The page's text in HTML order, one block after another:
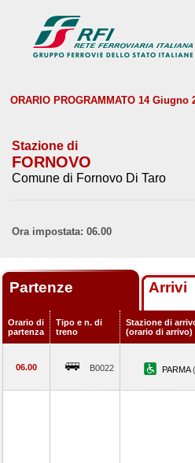
ORARIO PROGRAMMATO 14 Giugno
Stazione di
FORNOVO
Comune di Fornovo Di Taro
Ora impostata: 06.00
Partenze Arrivi
Orario di
partenza
Tipo e n. di
treno
Stazione di
(orario di arrivo)
06.00 B0022 PARMA